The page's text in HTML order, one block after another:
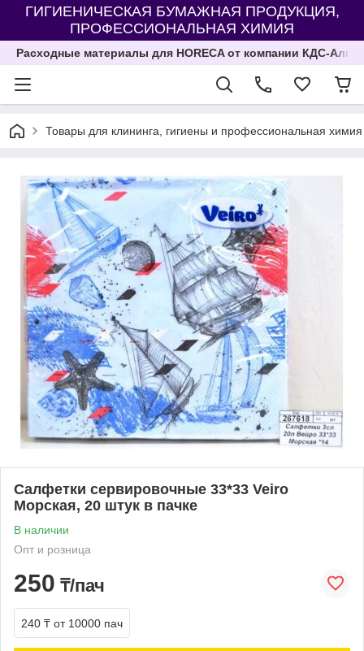
ГИГИЕНИЧЕСКАЯ БУМАЖНАЯ ПРОДУКЦИЯ,
ПРОФЕССИОНАЛЬНАЯ ХИМИЯ
Расходные материалы для HORECA от компании КДС-
Товары для клининга, гигиены и профессиональная химия
Салфетки сервировочные 33*33 Veiro
Морская, 20 штук в пачке
В наличии
Опт и розница
250 ₸/пач
240 ₸ от 10000 пач